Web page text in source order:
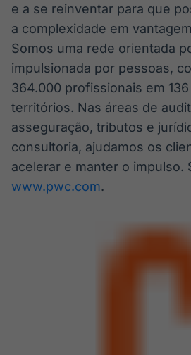
e a se reinventar para que
a complexidade em
Somos uma rede orientada
impulsionada por pessoas,
364.000 profissionais em
territórios. Nas áreas de
asseguração, tributos e
consultoria, ajudamos os
acelerar e manter o impulso.
www.pwc.com.